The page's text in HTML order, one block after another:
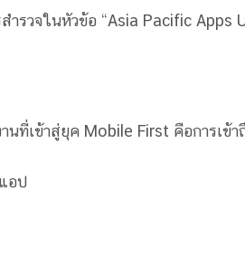
ำรวจในหัวข้อ “Asia Pacific Apps
นที่เข้าสู่ยุค Mobile First คือการเข้า
อป